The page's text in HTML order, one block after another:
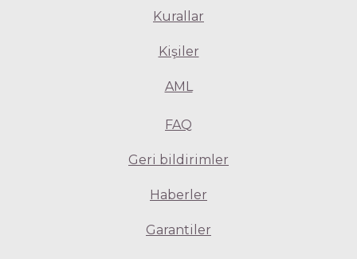
Kurallar
Kişiler
AML
FAQ
Geri bildirimler
Haberler
Garantiler